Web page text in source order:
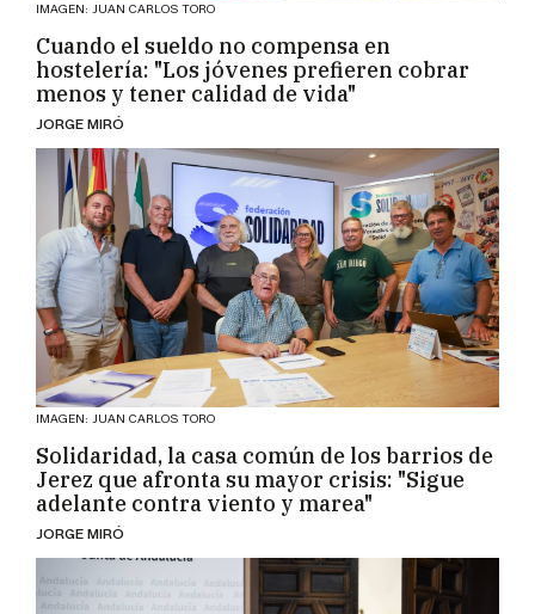
IMAGEN: JUAN CARLOS TORO
Cuando el sueldo no compensa en
hostelería: "Los jóvenes prefieren cobrar
menos y tener calidad de vida"
JORGE MIRÓ
IMAGEN: JUAN CARLOS TORO
Solidaridad, la casa común de los barrios de
Jerez que afronta su mayor crisis: "Sigue
adelante contra viento y marea"
JORGE MIRÓ